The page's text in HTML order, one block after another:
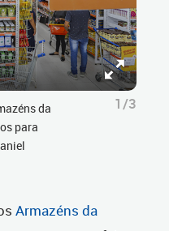
da
para
1/3
Armazéns da